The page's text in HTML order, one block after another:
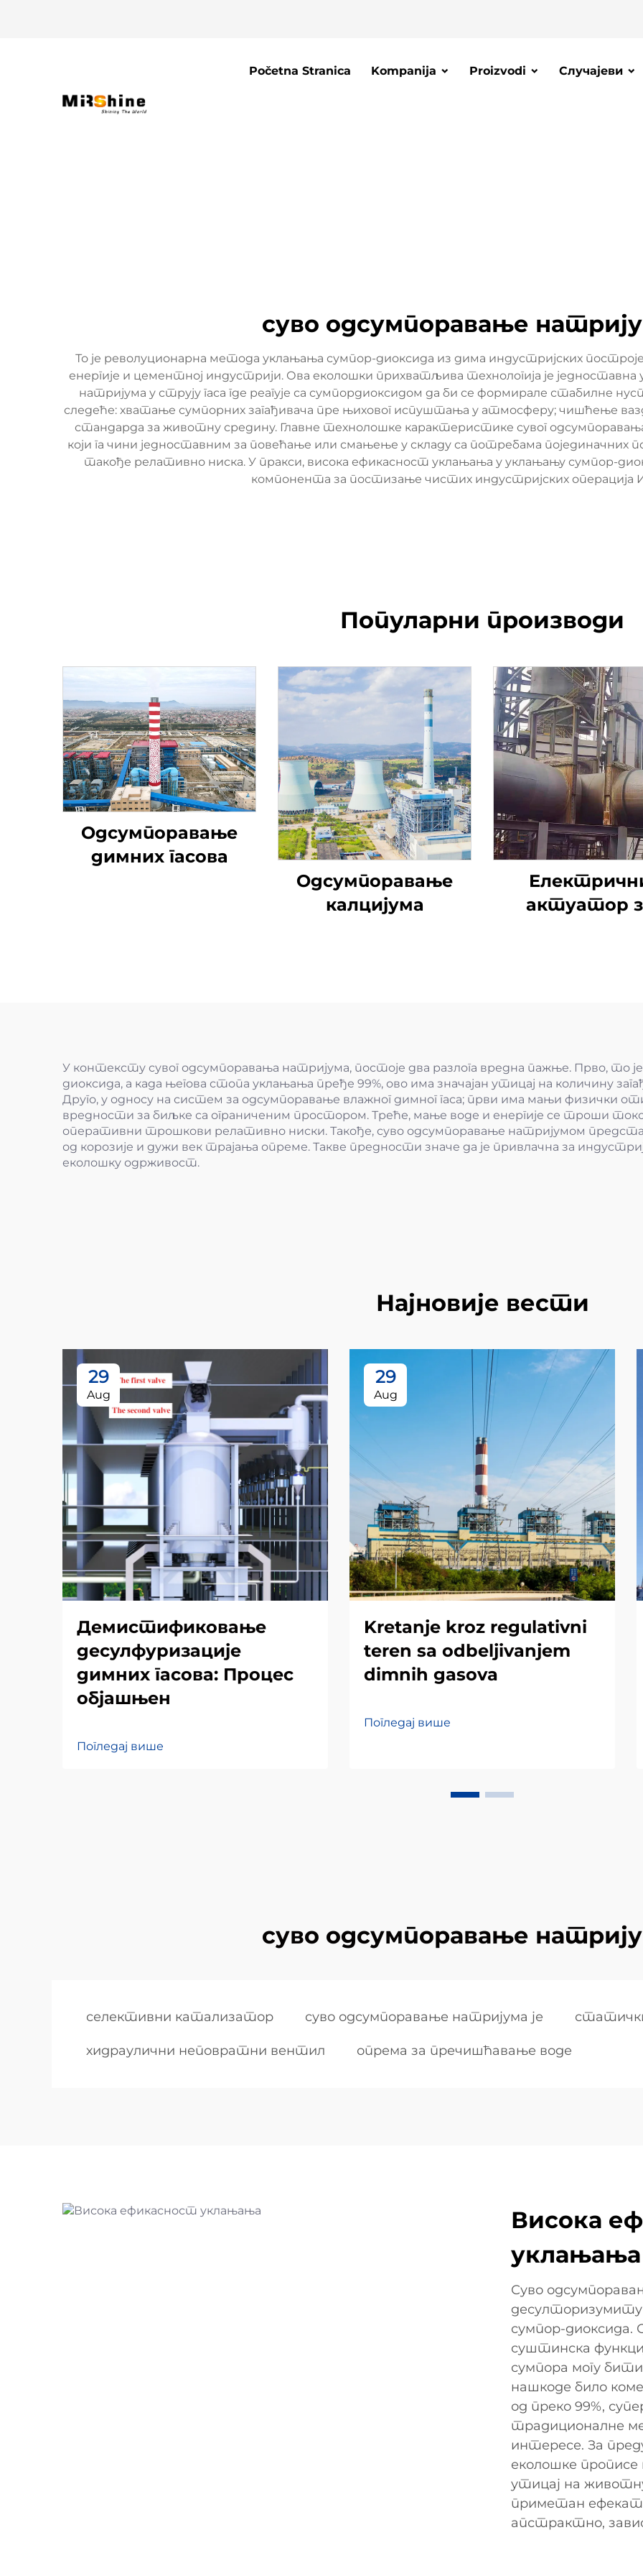
Početna Stranica Kompanija Proizvodi Случајеви
суво одсумпоравање
То је револуционарна метода уклањања сумпор-диоксида из дима индустријских
енергије и цементној индустрији. Ова еколошки прихватљива технологија је једноставна
натријума у струју гаса где реагује са сумпордиоксидом да би се формирале стабилне
следеће: хватање сумпорних загађивача пре њиховог испуштања у атмосферу; чишћење
стандарда за животну средину. Главне технолошке карактеристике сувог
који га чини једноставним за повећање или смањење у складу са потребама појединачних
такође релативно ниска. У пракси, висока ефикасност уклањања у уклањању сумпор-
компонента за постизање чистих индустријских операција
Популарни производи
Одсумпоравање
димних гасова
Одсумпоравање
калцијума
актуатор
У контексту сувог одсумпоравања натријума, постоје два разлога вредна пажње. Прво, то
диоксида, а када његова стопа уклањања пређе 99%, ово има значајан утицај на количину
Друго, у односу на систем за одсумпоравање влажног димног гаса; први има мањи физички
вредности за биљке са ограниченим простором. Треће, мање воде и енергије се троши
оперативни трошкови релативно ниски. Такође, суво одсумпоравање натријумом
од корозије и дужи век трајања опреме. Такве предности значе да је привлачна за
еколошку одрживост.
Најновије вести
29
Aug
Демистификовање
десулфуризације
димних гасова: Процес
објашњен
Погледај више
29
Aug
Kretanje kroz regulativni
teren sa odbeljivanjem
dimnih gasova
Погледај више
суво одсумпоравање
селективни катализатор суво одсумпоравање натријума је
хидраулични неповратни вентил опрема за пречишћавање воде
Висока
уклањања
Суво
сумпор-диоксида.
суштинска
сумпора могу
нашкоде било
од преко 99%,
традиционалне
интересе. За
еколошке
утицај на
приметан ефекат
апстрактно,